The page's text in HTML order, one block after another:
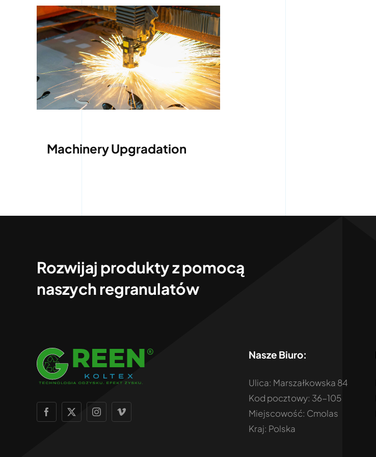
Machinery Upgradation
Rozwijaj produkty z pomocą
naszych regranulatów
Nasze Biuro:
Ulica: Marszałkowska 84
Kod pocztowy: 36-105
Miejscowość: Cmolas
Kraj: Polska